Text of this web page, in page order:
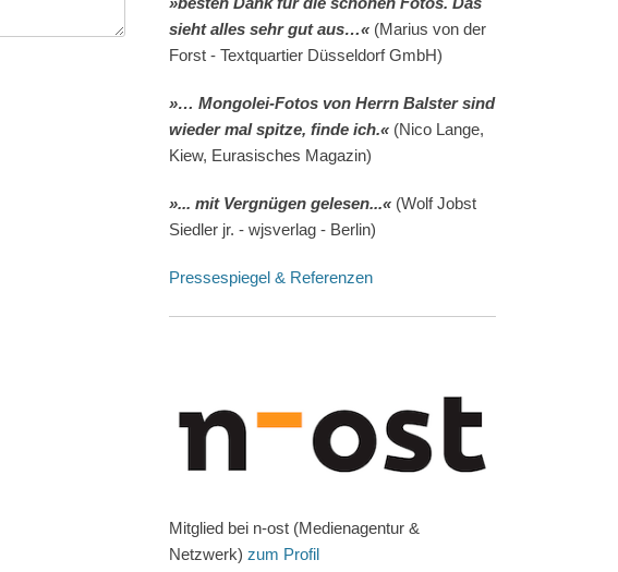
sieht alles sehr gut aus…« (Marius von der
Forst - Textquartier Düsseldorf GmbH)
»… Mongolei-Fotos von Herrn Balster sind
wieder mal spitze, finde ich.« (Nico Lange,
Kiew, Eurasisches Magazin)
»... mit Vergnügen gelesen...« (Wolf Jobst
Siedler jr. - wjsverlag - Berlin)
Pressespiegel & Referenzen
Mitglied bei n-ost (Medienagentur &
Netzwerk) zum Profil